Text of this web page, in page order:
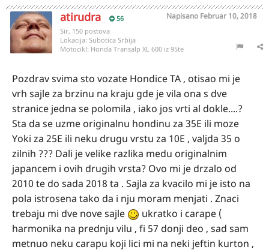
atirudra 56 Napisano Februar 10, 2018
Sir, 150 postova
Lokacija: Subotica Srbija
Motocikl: Honda Transalp XL 600 iz 95te
Pozdrav svima sto vozate Hondice TA , otisao mi je
vrh sajle za brzinu na kraju gde je vila ona s dve
stranice jedna se polomila , iako jos vrti al dokle....?
Sta da se uzme originalnu hondinu za 35E ili moze
Yoki za 25E ili neku drugu vrstu za 10E , valjda 35 o
zilnih ??? Dali je velike razlika medu originalnim
japancem i ovih drugih vrsta? Ovo mi je drzalo od
2010 te do sada 2018 ta . Sajla za kvacilo mi je isto na
pola istrosena tako da i nju moram menjati . Znaci
trebaju mi dve nove sajle
ukratko i carape (
harmonika na prednju vilu , fi 57 donji deo , sad sam
metnuo neku carapu koji lici mi na neki jeftin kurton ,